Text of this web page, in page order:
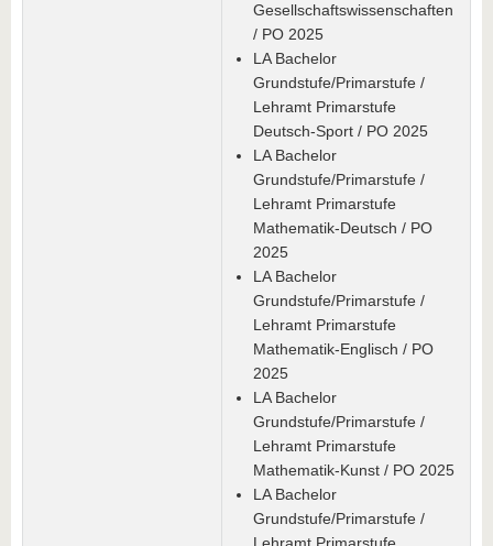
Gesellschaftswissenschaften
/ PO 2025
LA Bachelor
Grundstufe/Primarstufe /
Lehramt Primarstufe
Deutsch-Sport / PO 2025
LA Bachelor
Grundstufe/Primarstufe /
Lehramt Primarstufe
Mathematik-Deutsch / PO
2025
LA Bachelor
Grundstufe/Primarstufe /
Lehramt Primarstufe
Mathematik-Englisch / PO
2025
LA Bachelor
Grundstufe/Primarstufe /
Lehramt Primarstufe
Mathematik-Kunst / PO 2025
LA Bachelor
Grundstufe/Primarstufe /